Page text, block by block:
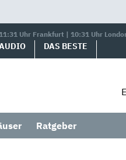
Uhr Frankfurt | 10:31 Uhr
DAS BESTE
Ratgeber